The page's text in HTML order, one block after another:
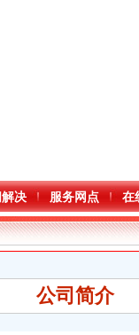
决 服务网点 在
公司简介